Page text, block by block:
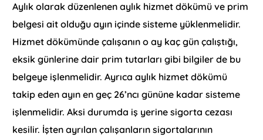
Aylık olarak düzenlenen aylık hizmet dökümü ve prim
belgesi ait olduğu ayın içinde sisteme yüklenmelidir.
Hizmet dökümünde çalışanın o ay kaç gün çalıştığı,
eksik günlerine dair prim tutarları gibi bilgiler de bu
belgeye işlenmelidir. Ayrıca aylık hizmet dökümü
takip eden ayın en geç 26’ncı gününe kadar sisteme
işlenmelidir. Aksi durumda iş yerine sigorta cezası
kesilir. İşten ayrılan çalışanların sigortalarının